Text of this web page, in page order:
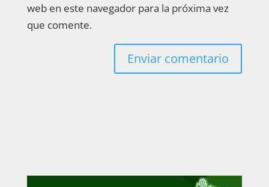
web en este navegador para la próxima vez
que comente.